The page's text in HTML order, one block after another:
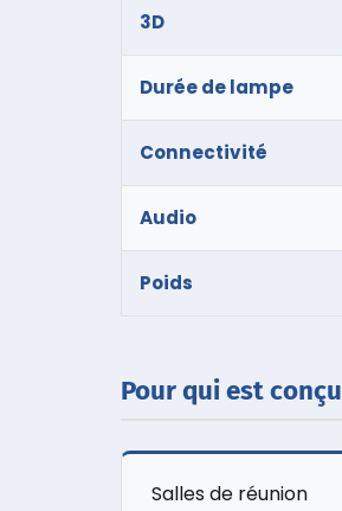
3D
Durée de lampe
Connectivité
Audio
Poids
Pour qui est
Salles de réunion